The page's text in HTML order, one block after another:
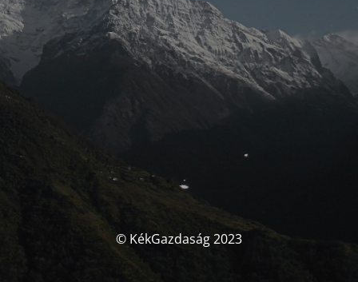
© KékGazdaság 2023